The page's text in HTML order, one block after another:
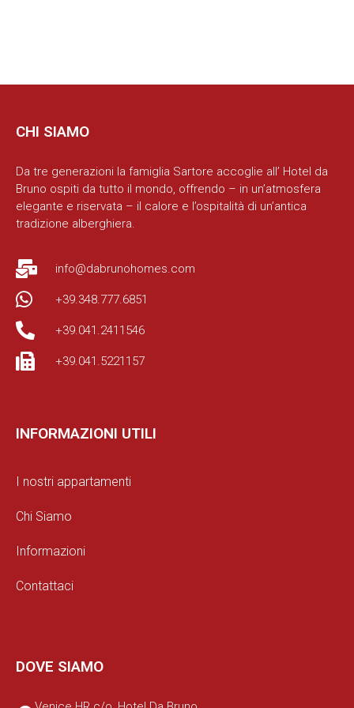
CHI SIAMO
Da tre generazioni la famiglia Sartore accoglie all’ Hotel da
Bruno ospiti da tutto il mondo, offrendo – in un’atmosfera
elegante e riservata – il calore e l’ospitalità di un’antica
tradizione alberghiera.
info@dabrunohomes.com
+39.348.777.6851
+39.041.2411546
+39.041.5221157
INFORMAZIONI UTILI
I nostri appartamenti
Chi Siamo
Informazioni
Contattaci
DOVE SIAMO